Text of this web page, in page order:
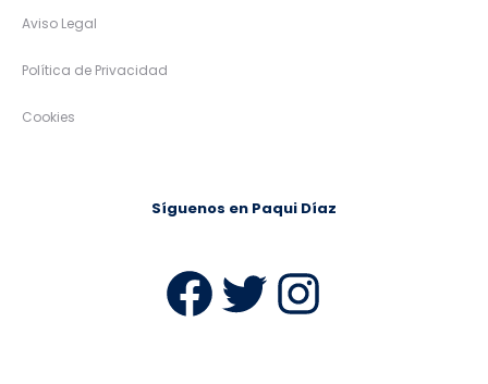
Aviso Legal
Política de Privacidad
Cookies
Síguenos en Paqui Díaz
Facebook
Twitter